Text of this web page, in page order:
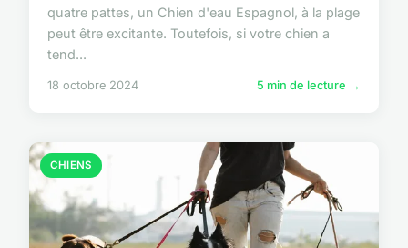
quatre pattes, un Chien d'eau Espagnol, à la plage
peut être excitante. Toutefois, si votre chien a
tend...
18 octobre 2024 5 min de lecture →
CHIENS